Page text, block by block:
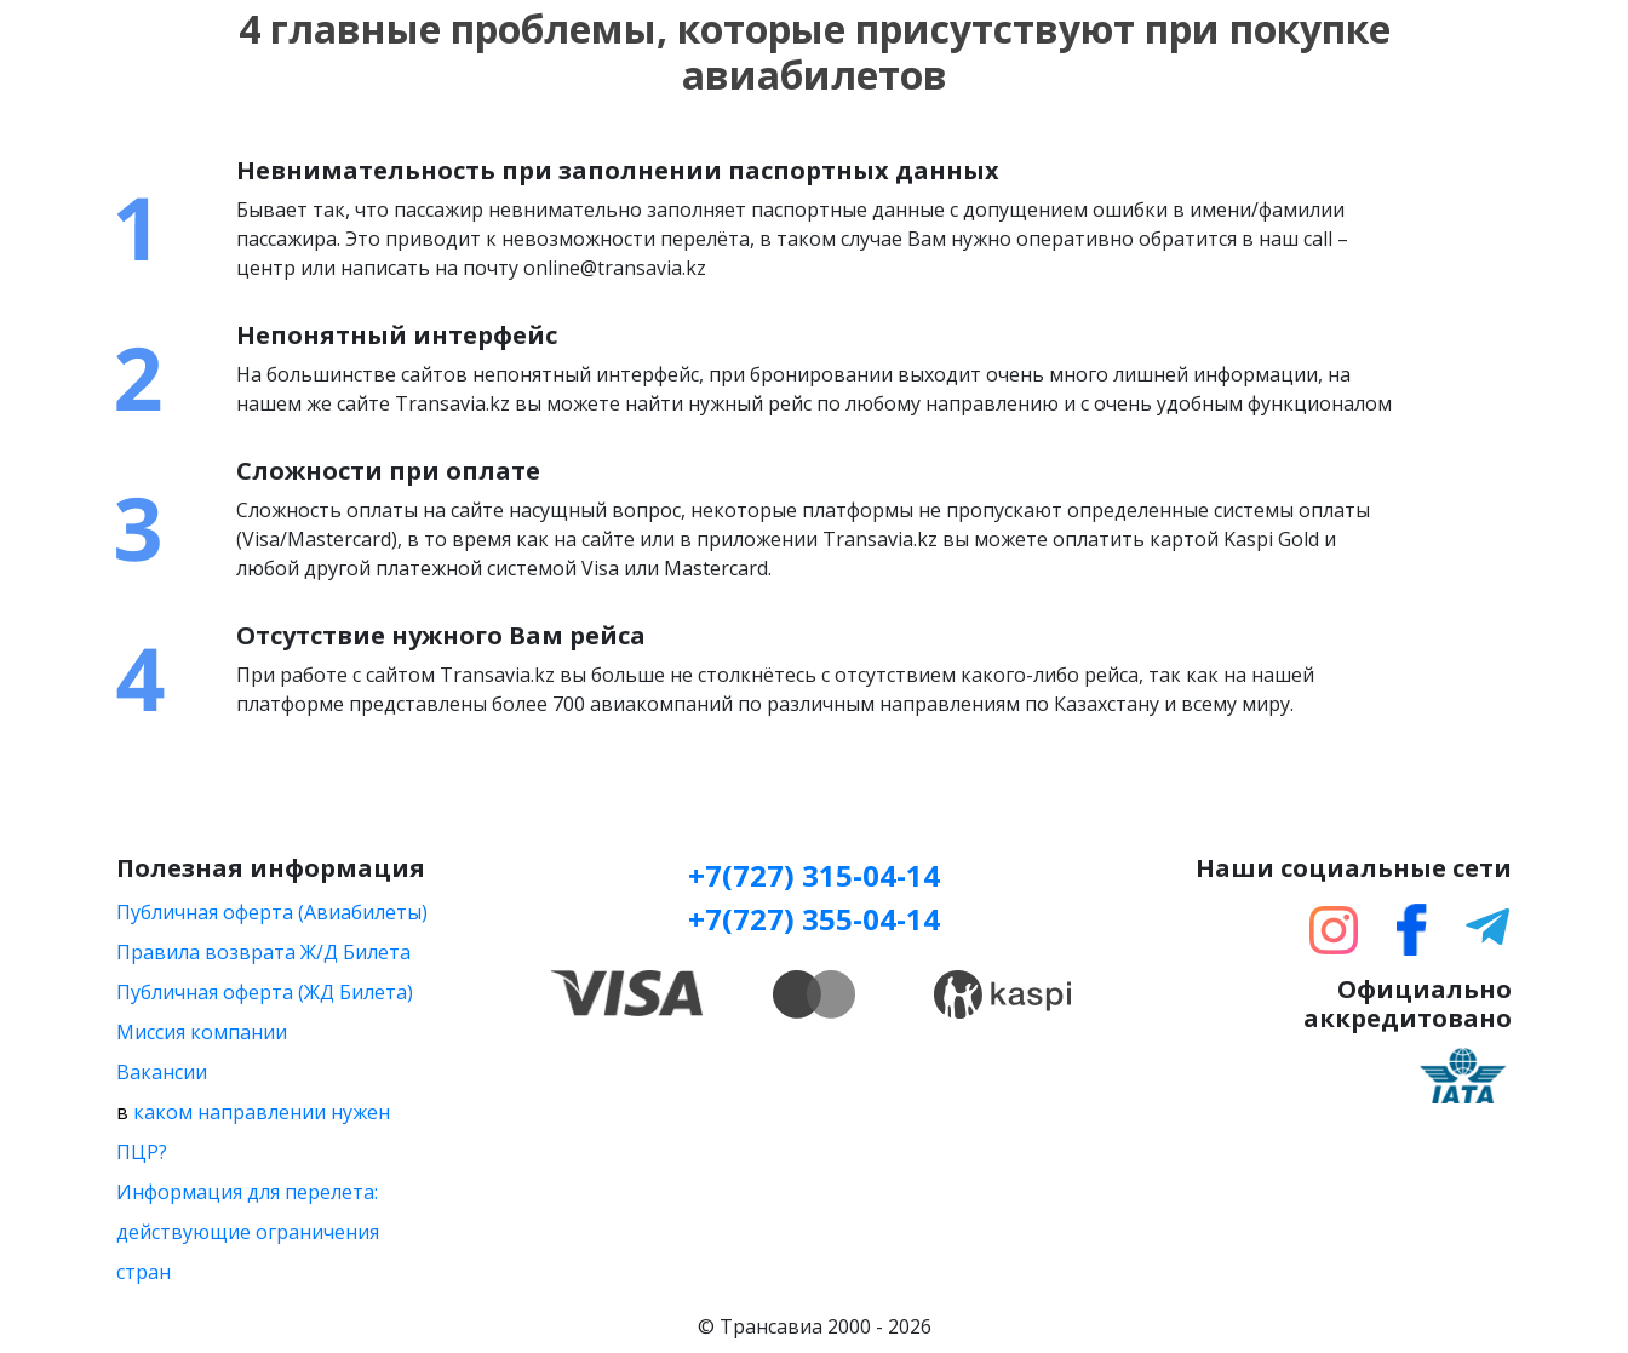
4 главные проблемы, которые присутствуют при покупке
авиабилетов
Невнимательность при заполнении паспортных данных
Бывает так, что пассажир невнимательно заполняет паспортные данные с допущением ошибки в имени/фамилии
пассажира. Это приводит к невозможности перелёта, в таком случае Вам нужно оперативно обратится в наш call –
центр или написать на почту online@transavia.kz
Непонятный интерфейс
На большинстве сайтов непонятный интерфейс, при бронировании выходит очень много лишней информации, на
нашем же сайте Transavia.kz вы можете найти нужный рейс по любому направлению и с очень удобным функционалом
Сложности при оплате
Сложность оплаты на сайте насущный вопрос, некоторые платформы не пропускают определенные системы оплаты
(Visa/Mastercard), в то время как на сайте или в приложении Transavia.kz вы можете оплатить картой Kaspi Gold и
любой другой платежной системой Visa или Mastercard.
Отсутствие нужного Вам рейса
При работе с сайтом Transavia.kz вы больше не столкнётесь с отсутствием какого-либо рейса, так как на нашей
платформе представлены более 700 авиакомпаний по различным направлениям по Казахстану и всему миру.
Полезная информация
Публичная оферта (Авиабилеты)
Правила возврата Ж/Д Билета
Публичная оферта (ЖД Билета)
Миссия компании
Вакансии
в каком направлении нужен
ПЦР?
Информация для перелета:
действующие ограничения
стран
+7(727) 315-04-14
+7(727) 355-04-14
Наши социальные сети
Официально
аккредитовано
© Трансавиа 2000 - 2026